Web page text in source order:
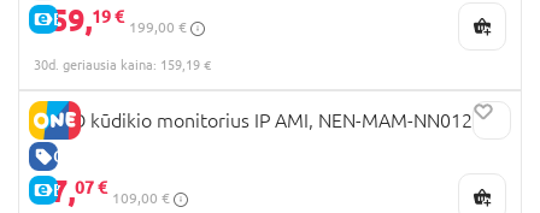
E-KAINA
159,19 €
199,00 €
30d. geriausia kaina: 159,19 €
GERA KAINA
E-KAINA
NENO kūdikio monitorius IP AMI, NEN-MAM-NN012
87,07 €
109,00 €